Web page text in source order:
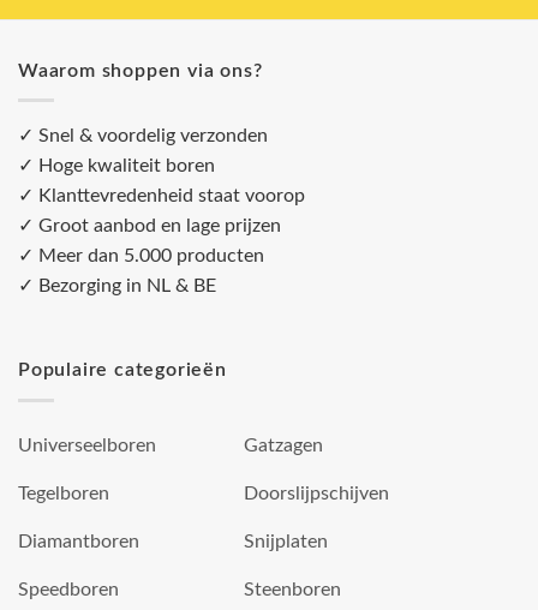
Waarom shoppen via ons?
✓ Snel & voordelig verzonden
✓ Hoge kwaliteit boren
✓ Klanttevredenheid staat voorop
✓ Groot aanbod en lage prijzen
✓ Meer dan 5.000 producten
✓ Bezorging in NL & BE
Populaire categorieën
Universeelboren
Tegelboren
Diamantboren
Speedboren
Gatzagen
Doorslijpschijven
Snijplaten
Steenboren